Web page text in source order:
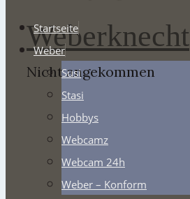
Weberknecht
Nicht angekommen
Startseite
Weber
Susi
Stasi
Hobbys
Webcamz
Webcam 24h
Weber – Konform